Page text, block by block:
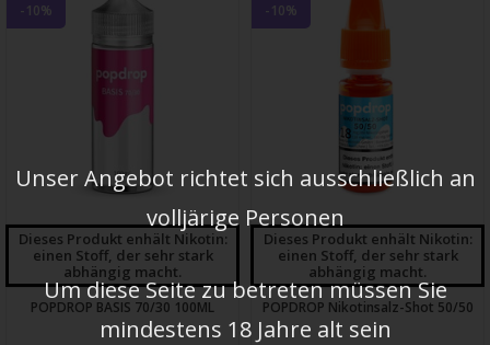
-10%
Dieses Produkt enhält Nikotin:
einen Stoff, der sehr stark
abhängig macht.
POPDROP BASIS 70/30 100ML
-10%
Dieses Produkt enhält Nikotin:
einen Stoff, der sehr stark
abhängig macht.
POPDROP Nikotinsalz-Shot 50/50
Unser Angebot richtet sich ausschließlich an
volljärige Personen
Um diese Seite zu betreten müssen Sie
mindestens 18 Jahre alt sein